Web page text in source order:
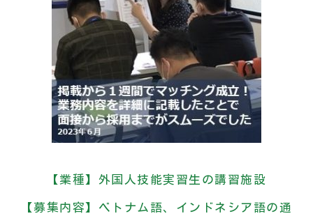
【業種】外国人技能実習生の講習施設
【募集内容】ベトナム語、インドネシア語の通